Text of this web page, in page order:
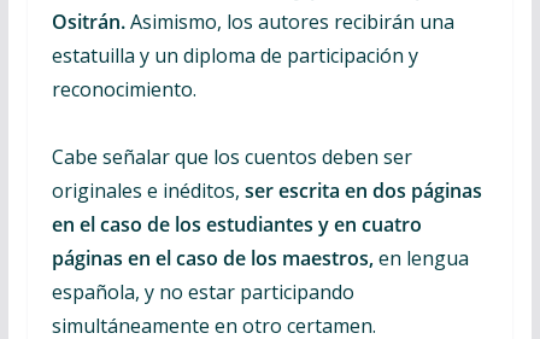
Ositrán.Asimismo, los autores recibirán una
estatuilla y un diploma de participación y
reconocimiento.
Cabe señalar que los cuentos deben ser
originales e inéditos, ser escrita en dos páginas
en el caso de los estudiantes y en cuatro
páginas en el caso de los maestros,en lengua
española, y no estar participando
simultáneamente en otro certamen.